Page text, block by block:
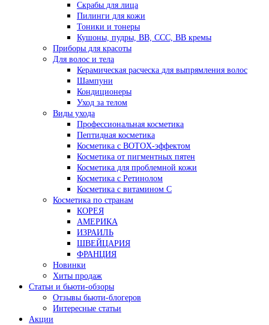
Скрабы для лица
Пилинги для кожи
Тоники и тонеры
Кушоны, пудры, ВВ, ССС, ВВ кремы
Приборы для красоты
Для волос и тела
Керамическая расческа для выпрямления волос
Шампуни
Кондиционеры
Уход за телом
Виды ухода
Профессиональная косметика
Пептидная косметика
Косметика с BOTOX-эффектом
Косметика от пигментных пятен
Косметика для проблемной кожи
Косметика с Ретинолом
Косметика с витамином С
Косметика по странам
КОРЕЯ
АМЕРИКА
ИЗРАИЛЬ
ШВЕЙЦАРИЯ
ФРАНЦИЯ
Новинки
Хиты продаж
Статьи и бьюти-обзоры
Отзывы бьюти-блогеров
Интересные статьи
Акции